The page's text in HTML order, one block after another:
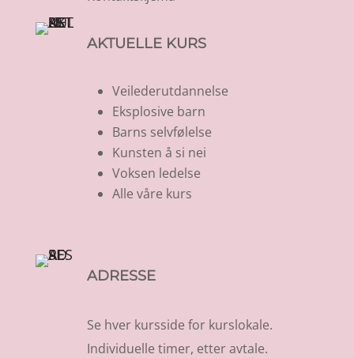
AKTUELLE KURS
Veilederutdannelse
Eksplosive barn
Barns selvfølelse
Kunsten å si nei
Voksen ledelse
Alle våre kurs
ADRESSE
Se hver kursside for kurslokale.
Individuelle timer, etter avtale.